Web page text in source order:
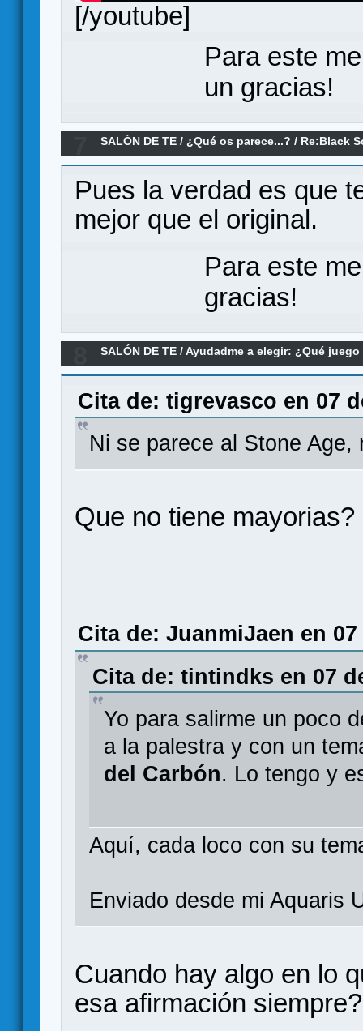
[/youtube]
Para este
un gracias!
SALÓN DE TE / ¿Qué os parece...? / Re:Black
Pues la verdad es que
mejor que el original.
Para este
gracias!
SALÓN DE TE /Ayudadme a elegir: ¿Qué
Cita de: tigrevasco en 07
Ni se parece al Stone
Que no tiene
Cita de: JuanmiJaen en
Cita de: tintindks en 07
Yo para salirme un poco
a la palestra y con un
del Carbón. Lo tengo y
Aquí, cada loco con su
Enviado desde mi Aquaris
Cuando hay algo en lo
esa afirmación siempre?